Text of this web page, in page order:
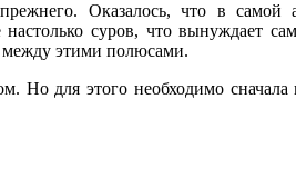
Оказалось, что в самой
суров, что вынуждает
между этими полюсами.
Но для этого необходимо